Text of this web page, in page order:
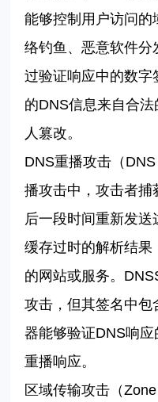
能够控制用户访问的
络钓鱼、恶意软件分
过验证响应中的数字
的DNS信息来自合法
人篡改。
DNS重播攻击（
播攻击中，攻击者捕
后一段时间重新发
缓存过时的解析结
的网站或服务。
攻击，但其签名中包
器能够验证DNS响应
重播响应。
区域传输攻击（